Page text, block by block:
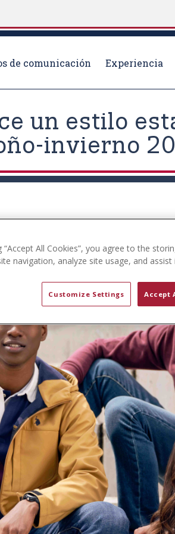
de comunicación Experiencia
un estilo
invierno
“Accept All Cookies”, you agree to the
navigation, analyze site usage, and
Customize Settings Accept